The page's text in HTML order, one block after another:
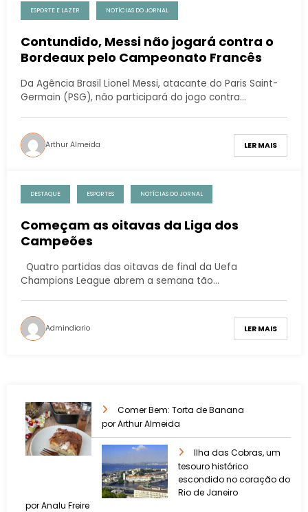
ESPORTE E LAZER NOTÍCIAS DO JORNAL
Contundido, Messi não jogará contra o
Bordeaux pelo Campeonato Francês
Da Agência Brasil Lionel Messi, atacante do Paris Saint-
Germain (PSG), não participará do jogo contra…
Arthur Almeida LER MAIS
DESTAQUE ESPORTES NOTÍCIAS DO JORNAL
Começam as oitavas da Liga dos
Campeões
Quatro partidas das oitavas de final da Uefa
Champions League abrem a semana tão…
Admindiario LER MAIS
Comer Bem: Torta de Banana
por Arthur Almeida
Ilha das Cobras, um
tesouro histórico
escondido no coração do
Rio de Janeiro
por Analu Freire